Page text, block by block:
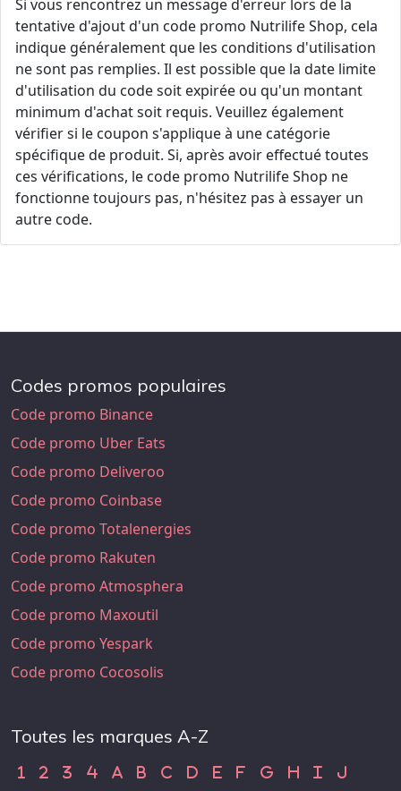
Si vous rencontrez un message d'erreur lors de la
tentative d'ajout d'un code promo Nutrilife Shop, cela
indique généralement que les conditions d'utilisation
ne sont pas remplies. Il est possible que la date limite
d'utilisation du code soit expirée ou qu'un montant
minimum d'achat soit requis. Veuillez également
vérifier si le coupon s'applique à une catégorie
spécifique de produit. Si, après avoir effectué toutes
ces vérifications, le code promo Nutrilife Shop ne
fonctionne toujours pas, n'hésitez pas à essayer un
autre code.
Codes promos populaires
Code promo Binance
Code promo Uber Eats
Code promo Deliveroo
Code promo Coinbase
Code promo Totalenergies
Code promo Rakuten
Code promo Atmosphera
Code promo Maxoutil
Code promo Yespark
Code promo Cocosolis
Toutes les marques A-Z
1 Code Promo 1
2 Code Promo 2
3 Code Promo 3
4Code Promo 4
ACode Promo A
B Code Promo B
C Code Promo C
D Code Promo D
ECode Promo E
FCode Promo F
G Code Promo G
HCode Promo H
ICode
J